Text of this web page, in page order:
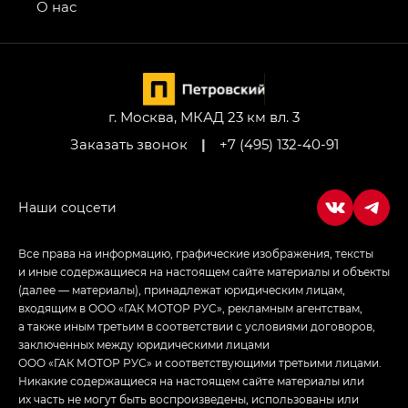
привод — GB AWD, Джи Эль Полный привод —
Джи Ти — GT, Джи Икс — GX,
Джи Икс ПРЕМИУМ — GX PREMIUM, ЛАУНЖ —
Empow — Эмпау (Empow) в комплектации
г. Москва, МКАД 23 км вл. 3
Заказать звонок
| +7 (495) 132-40-91
О нас
Все права на информацию, графические изображения, тексты
и иные содержащиеся на настоящем сайте материалы и объекты
(далее — материалы), принадлежат юридическим лицам,
входящим в ООО «ГАК МОТОР РУС», рекламным агентствам,
а также иным третьим в соответствии с условиями договоров,
заключенных между юридическими лицами
ООО «ГАК МОТОР РУС» и соответствующими третьими лицами.
Никакие содержащиеся на настоящем сайте материалы или
их часть не могут быть воспроизведены, использованы или